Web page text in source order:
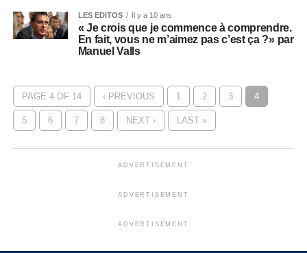
LES EDITOS Il y a 10 ans
« Je crois que je commence à comprendre.
En fait, vous ne m’aimez pas c’est ça ?» par
Manuel Valls
PAGE 4 OF 14 ‹ PREVIOUS 1 2 3 4
5 6 7 8 NEXT › LAST »
ADVERTISEMENT
ADVERTISEMENT
ADVERTISEMENT